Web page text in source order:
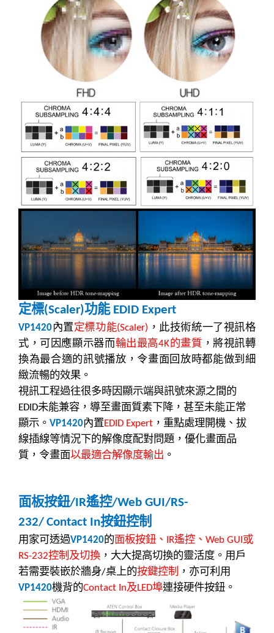
定標(Scaler)功能EDID Expert
VP1420內置定標功能(Scaler) ，此技術統一了視訊格
式，可因應顯示器而輸出最高4K的畫質 ，將視訊轉
換為最合適的訊號播放，令畫面回放時都能做到細
緻流暢的效果。
視訊工程過往很多時因顯示端與訊號來源之間的
EDID未能兼容，導至畫面質素下降，甚至未能正常
顯示。 VP1420內置EDID Expert ，重點處理開機、拔
線插線等情況下的解像度配對問題，優化畫面品
質，令畫面以最適合解像度輸出 。
面板按鈕/IR遙控/Web GUI/RS-
232/Contact In按鈕控制
用家可透過VP1420的面板按鈕、 IR遙控、 Web GUI 或
RS-232控制及切換 ，大大提高切換的靈活度。用戶
若需要裝嵌於牆身/桌上的按鍵控制 ，亦可利用
VP1420機背的Contact In及LED埠連接硬件按鈕。